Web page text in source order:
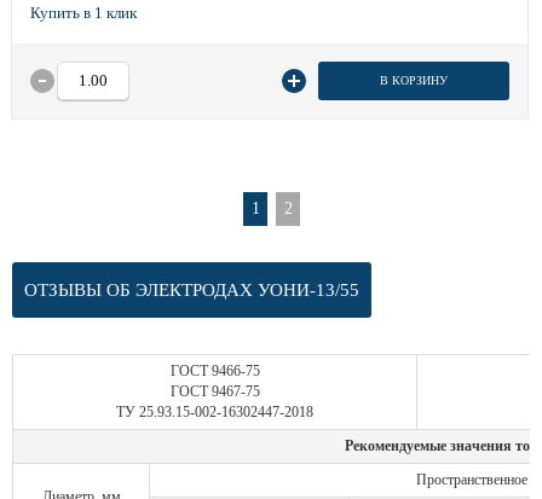
В КОРЗИНУ
1 2
ОТЗЫВЫ ОБ ЭЛЕКТРОДАХ УОНИ-13/55
ГОСТ 9466-75
ГОСТ 9467-75
ТУ 25.93.15-002-16302447-2018
Рекомендуемые значения
Пространственное